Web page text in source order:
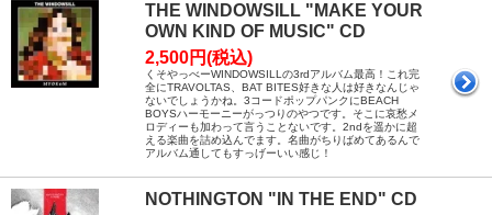
THE WINDOWSILL "MAKE YOUR
OWN KIND OF MUSIC" CD
2,500円(税込)
くそやっべーWINDOWSILLの3rdアルバム最高！これ完
全にTRAVOLTAS、BAT BITES好きな人は好きなんじゃ
ないでしょうかね。3コードポップパンクにBEACH
BOYSハーモーニーがっつりのやつです。そこに哀愁メ
ロディーも加わって言うことないです。2ndを遥かに超
える楽曲を詰め込んでます。名曲がちりばめてあるんで
アルバム通してもすっげーいい感じ！
NOTHINGTON "IN THE END" CD